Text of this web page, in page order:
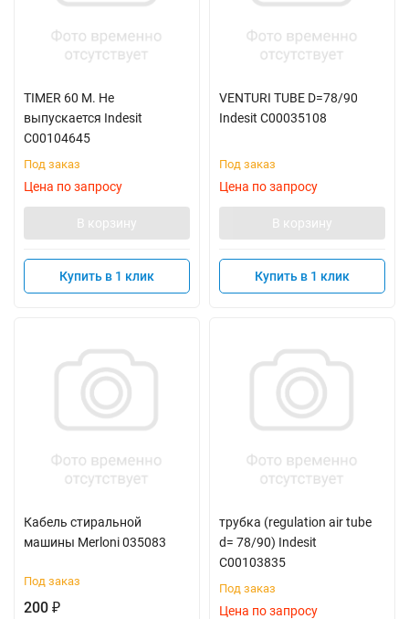
TIMER 60 M. Не
выпускается Indesit
C00104645
Под заказ
Цена по запросу
В корзину
Купить в 1 клик
VENTURI TUBE D=78/90
Indesit C00035108
Под заказ
Цена по запросу
В корзину
Купить в 1 клик
Кабель стиральной
машины Merloni 035083
Под заказ
200 ₽
трубка (regulation air tube
d= 78/90) Indesit
C00103835
Под заказ
Цена по запросу